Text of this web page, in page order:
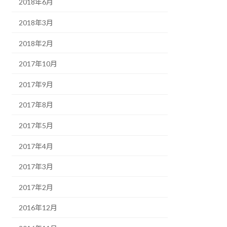
2018年6月
2018年3月
2018年2月
2017年10月
2017年9月
2017年8月
2017年5月
2017年4月
2017年3月
2017年2月
2016年12月